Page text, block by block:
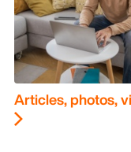
Articles, photos,